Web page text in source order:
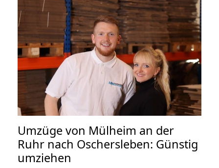
Umzüge von Mülheim an der
Ruhr nach Oschersleben: Günstig
umziehen